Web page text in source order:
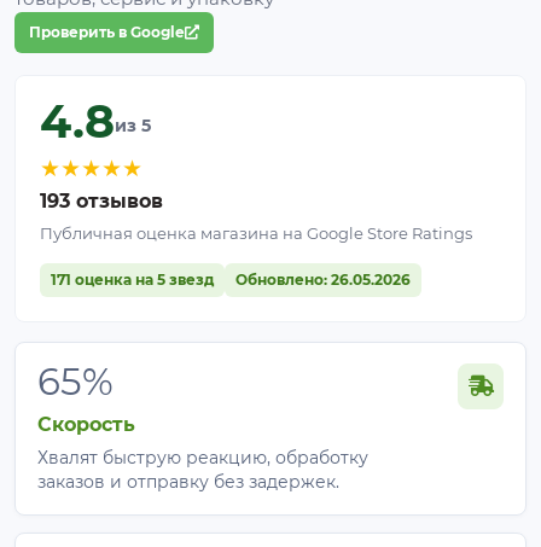
Рекомендованные культуры
Томаты, перец, баклажаны;
Огурцы, кабачки, тыквы;
Капуста всех видов;
Смородина, крыжовник;
Виноград;
Лук, чеснок;
Салаты и зелень;
Проверить в Google
4.8из 5
★★★★★
193 отзывов
Публичная оценка магазина на Google Store Ratings
171 оценка на 5 звезд Обновлено: 26.05.2026
65%
Скорость
Хвалят быструю реакцию, обработку
заказов и отправку без задержек.